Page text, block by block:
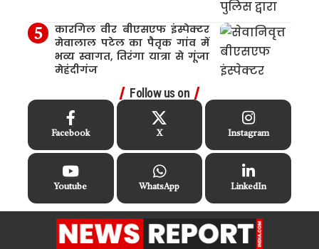
कारगिल वीर बीएसएफ इंस्पेक्टर
मेवालाल पटेल का पैतृक गांव में
भव्य स्वागत, तिरंगा यात्रा से गूंजा
मेहंदीगंज
Follow us on
Facebook X Instagram
Youtube WhatsApp LinkedIn